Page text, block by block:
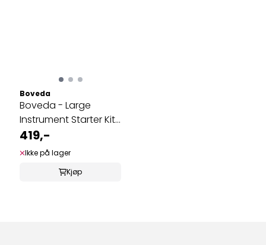
Boveda
Boveda - Large
Instrument Starter Kit
(Standard)
419,-
Ikke på lager
Kjøp